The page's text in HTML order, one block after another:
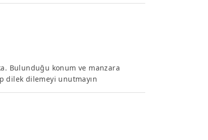
Bulunduğu konum ve manzara
dilek dilemeyi unutmayın